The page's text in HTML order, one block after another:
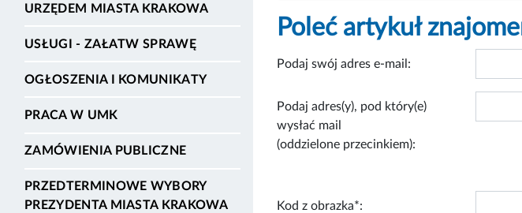
URZĘDEM MIASTA KRAKOWA
USŁUGI - ZAŁATW SPRAWĘ
OGŁOSZENIA I KOMUNIKATY
PRACA W UMK
ZAMÓWIENIA PUBLICZNE
PRZEDTERMINOWE WYBORY
PREZYDENTA MIASTA KRAKOWA
Poleć artykuł
Podaj swój adres e-mail:
Podaj adres(y), pod który(e)
wysłać mail
(oddzielone przecinkiem):
Kod z obrazka*: